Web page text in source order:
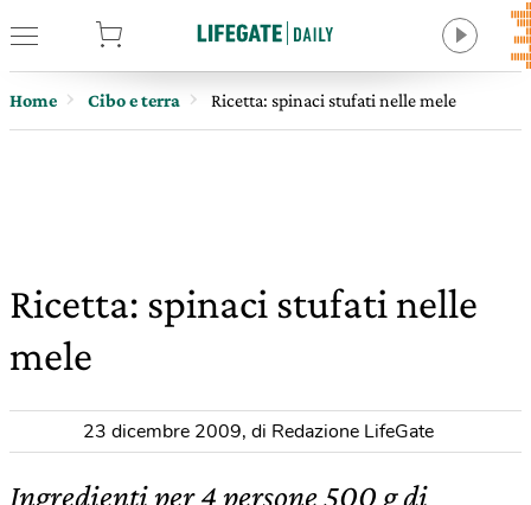
Home Cibo e terra Ricetta: spinaci stufati nelle mele
Ricetta: spinaci stufati nelle
mele
23 dicembre 2009, di Redazione LifeGate
Ingredienti per 4 persone 500 g di